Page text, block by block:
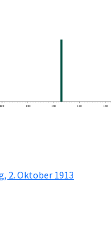
1890 1900 1910 1920 1930
2. Oktober 1913